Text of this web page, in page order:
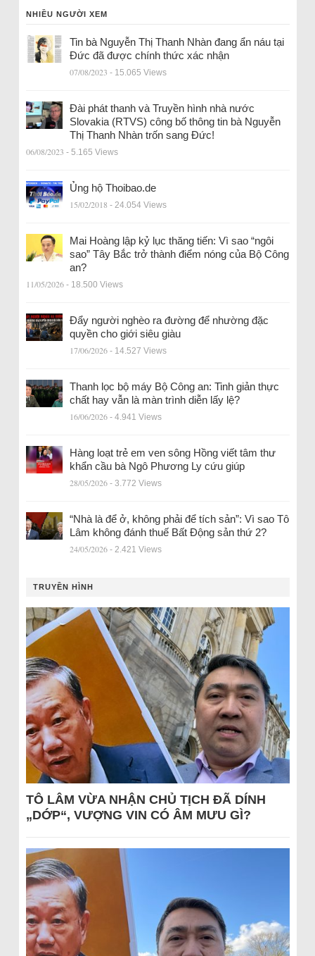
NHIỀU NGƯỜI XEM
Tin bà Nguyễn Thị Thanh Nhàn đang ẩn náu tại
Đức đã được chính thức xác nhận
07/08/2023 - 15.065 Views
Đài phát thanh và Truyền hình nhà nước
Slovakia (RTVS) công bố thông tin bà Nguyễn
Thị Thanh Nhàn trốn sang Đức!
06/08/2023 - 5.165 Views
Ủng hộ Thoibao.de
15/02/2018 - 24.054 Views
Mai Hoàng lập kỷ lục thăng tiến: Vì sao “ngôi
sao” Tây Bắc trở thành điểm nóng của Bộ Công
an?
11/05/2026 - 18.500 Views
Đẩy người nghèo ra đường để nhường đặc
quyền cho giới siêu giàu
17/06/2026 - 14.527 Views
Thanh lọc bộ máy Bộ Công an: Tinh giản thực
chất hay vẫn là màn trình diễn lấy lệ?
16/06/2026 - 4.941 Views
Hàng loạt trẻ em ven sông Hồng viết tâm thư
khẩn cầu bà Ngô Phương Ly cứu giúp
28/05/2026 - 3.772 Views
“Nhà là để ở, không phải để tích sản”: Vì sao Tô
Lâm không đánh thuế Bất Động sản thứ 2?
24/05/2026 - 2.421 Views
TRUYỀN HÌNH
TÔ LÂM VỪA NHẬN CHỦ TỊCH ĐÃ DÍNH
„DỚP“, VƯỢNG VIN CÓ ÂM MƯU GÌ?